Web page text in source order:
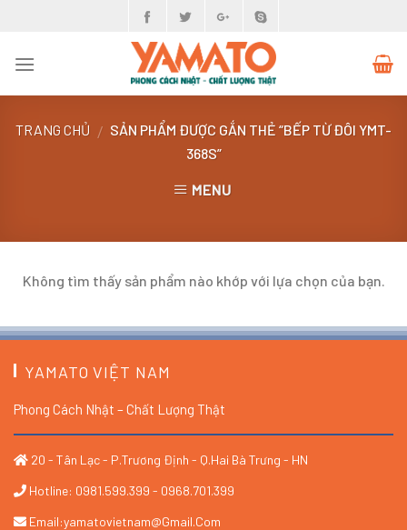
content
TRANG CHỦ / SẢN PHẨM ĐƯỢC GẮN THẺ “BẾP TỪ ĐÔI YMT-
368S”
MENU
Không tìm thấy sản phẩm nào khớp với lựa chọn của bạn.
YAMATO VIỆT NAM
Phong Cách Nhật – Chất Lượng Thật
20 - Tân Lạc - P.Trương Định - Q.Hai Bà Trưng - HN
Hotline: 0981.599.399 - 0968.701.399
Email:yamatovietnam@gmail.com